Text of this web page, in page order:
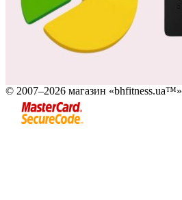
© 2007–2026 магазин «bhfitness.ua™»